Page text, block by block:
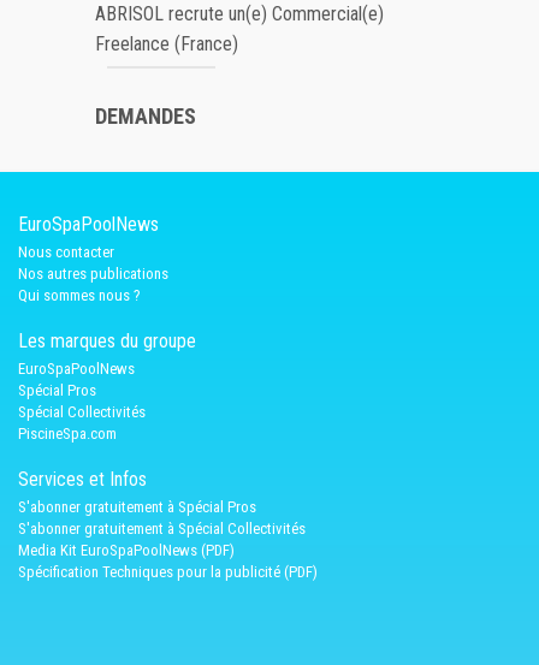
ABRISOL recrute un(e) Commercial(e)
Freelance (France)
DEMANDES
EuroSpaPoolNews
Nous contacter
Nos autres publications
Qui sommes nous ?
Les marques du groupe
EuroSpaPoolNews
Spécial Pros
Spécial Collectivités
PiscineSpa.com
Services et Infos
S'abonner gratuitement à Spécial Pros
S'abonner gratuitement à Spécial Collectivités
Media Kit EuroSpaPoolNews (PDF)
Spécification Techniques pour la publicité (PDF)